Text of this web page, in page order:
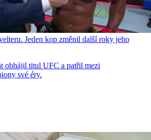
Jeden kop změnil další roky jeho
obhájil titul UFC a patřil mezi
své éry.